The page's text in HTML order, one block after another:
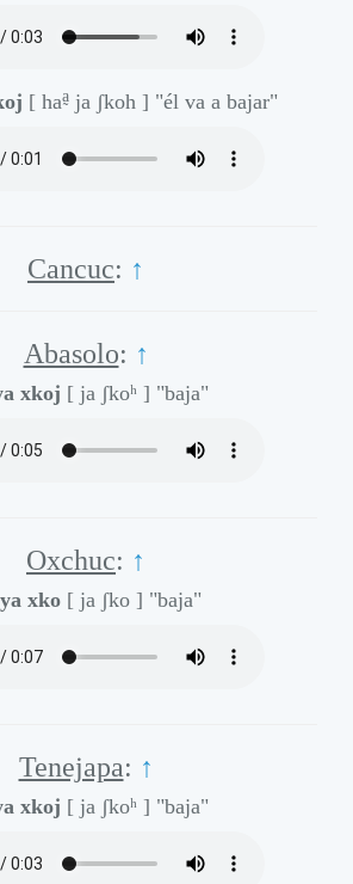
[ haa̰ja ʃkoh ] "él va a bajar"
Cancuc: ↑
Abasolo: ↑
xkoj [ ja ʃkoʰ ] "baja"
Oxchuc: ↑
ya xko [ ja ʃko ] "baja"
Tenejapa: ↑
xkoj [ ja ʃkoʰ ] "baja"